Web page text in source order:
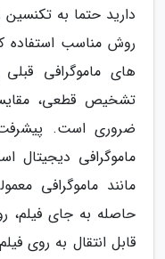
دارید حتما به تکنسین
روش مناسب استفاده
های ماموگرافی
تشخیص قطعی،
ضروری است. پیشرفت
ماموگرافی دیجیتال
مانند ماموگرافی
حاصله به جای
قابل انتقال به روی